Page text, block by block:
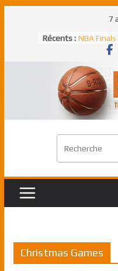
7
Récents : meilleur
NBA
un
face aux
NBA
Freek élu
match à
canadien
Pau Gasol
Christmas Games